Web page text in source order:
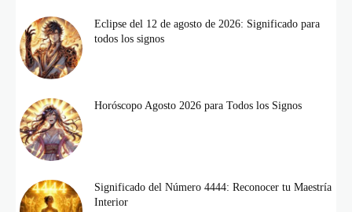
Eclipse del 12 de agosto de 2026: Significado para
todos los signos
Horóscopo Agosto 2026 para Todos los Signos
Significado del Número 4444: Reconocer tu Maestría
Interior